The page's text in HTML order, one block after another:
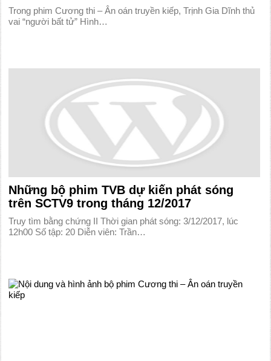
Trong phim Cương thi – Ân oán truyền kiếp, Trịnh Gia Dĩnh thủ
vai “người bất tử” Hình…
Những bộ phim TVB dự kiến phát sóng
trên SCTV9 trong tháng 12/2017
Truy tìm bằng chứng II Thời gian phát sóng: 3/12/2017, lúc
12h00 Số tập: 20 Diễn viên: Trần…